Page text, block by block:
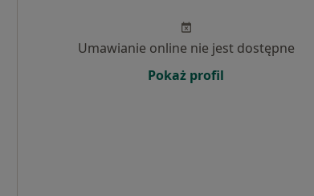
Umawianie online nie jest dostępne
Pokaż profil